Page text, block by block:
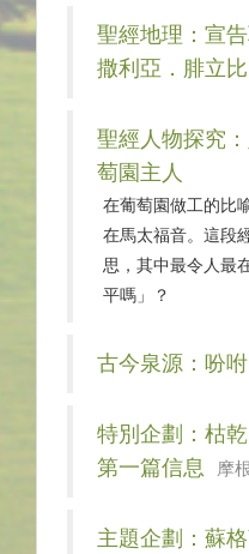
聖經地理：宣
撒利亞．腓立比
聖經人物探究
萄園主人
在葡萄園做工的比
在馬太福音。這段
思，其中最令人最
平嗎」？
古今泉源：吩咐
特別企劃：枯
第一篇信息
摩
主題企劃：蘇